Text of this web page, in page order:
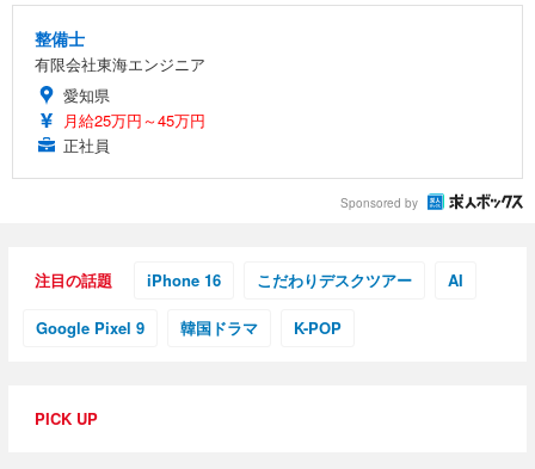
整備士
有限会社東海エンジニア
愛知県
月給25万円～45万円
正社員
Sponsored by
注目の話題 iPhone 16 こだわりデスクツアー AI
Google Pixel 9 韓国ドラマ K-POP
PICK UP